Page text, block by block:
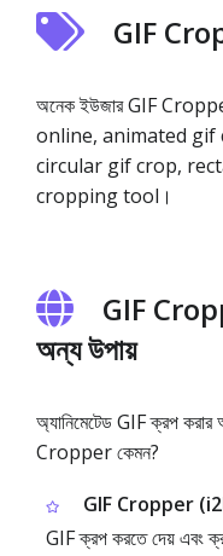
GIF
অনেক ইউজার GIF
online, animated
circular gif crop,
cropping tool।
GIF
অন্য উপায়
অ্যানিমেটেড GIF ক্রপ
Cropper কেমন?
GIF Cropper
GIF ক্রপ করতে দেয় এবং